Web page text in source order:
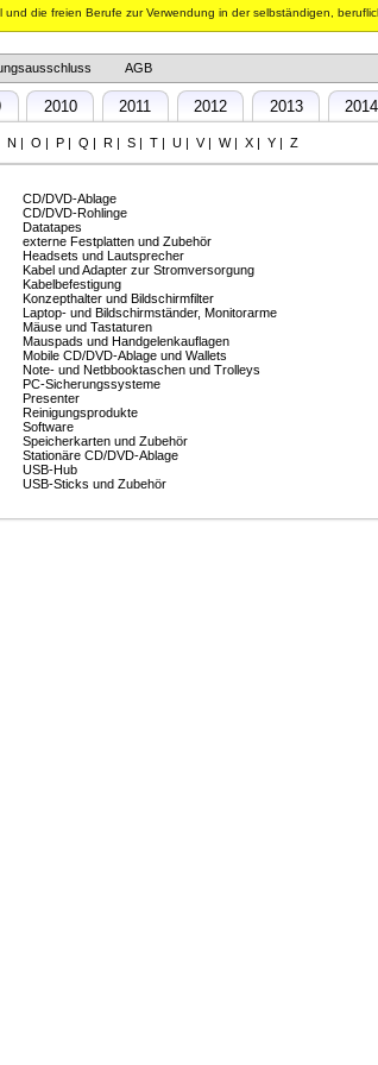
die freien Berufe zur Verwendung in der selbständigen,
AGB
2010 2011 2012 2013 2014
N O P| Q R| S| T| U| V| W| X| Y| Z
CD/DVD-Ablage
CD/DVD-Rohlinge
Datatapes
externe Festplatten und Zubehör
Headsets und Lautsprecher
Kabel und Adapter zur Stromversorgung
Kabelbefestigung
Konzepthalter und Bildschirmfilter
Laptop- und Bildschirmständer, Monitorarme
Mäuse und Tastaturen
Mauspads und Handgelenkauflagen
Mobile CD/DVD-Ablage und Wallets
Note- und Netbbooktaschen und Trolleys
PC-Sicherungssysteme
Presenter
Reinigungsprodukte
Software
Speicherkarten und Zubehör
Stationäre CD/DVD-Ablage
USB-Hub
USB-Sticks und Zubehör